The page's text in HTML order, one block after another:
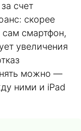
счет
скорее
сам смартфон,
увеличения
можно —
ними и iPad